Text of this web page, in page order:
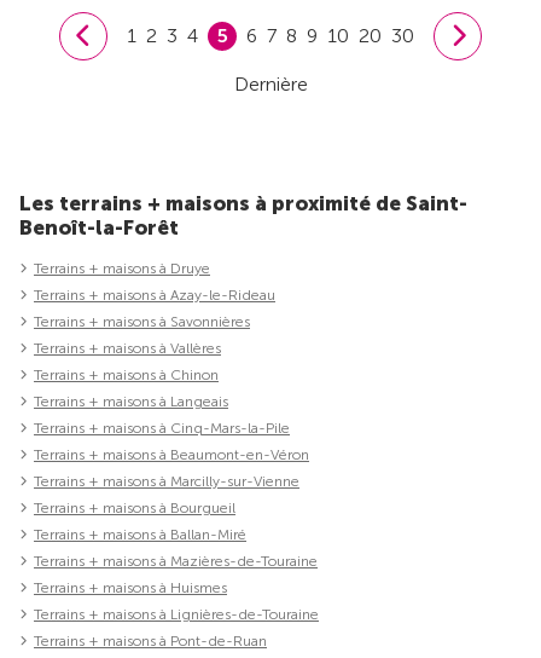
1 2 3 4 5 6 7 8 9 10 20 30
Dernière
Les terrains + maisons à proximité de Saint-
Benoît-la-Forêt
Terrains + maisons à Druye
Terrains + maisons à Azay-le-Rideau
Terrains + maisons à Savonnières
Terrains + maisons à Vallères
Terrains + maisons à Chinon
Terrains + maisons à Langeais
Terrains + maisons à Cinq-Mars-la-Pile
Terrains + maisons à Beaumont-en-Véron
Terrains + maisons à Marcilly-sur-Vienne
Terrains + maisons à Bourgueil
Terrains + maisons à Ballan-Miré
Terrains + maisons à Mazières-de-Touraine
Terrains + maisons à Huismes
Terrains + maisons à Lignières-de-Touraine
Terrains + maisons à Pont-de-Ruan